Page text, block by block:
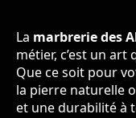
La marbrerie des
métier, c’est un
Que ce soit pour
la pierre naturelle
et une durabilité à